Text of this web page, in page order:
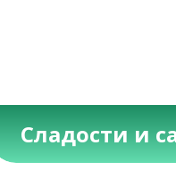
Сладости и